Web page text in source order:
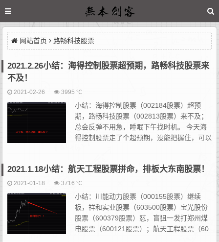
网站首页 路畅科技股票
2021.2.26小结：海得控制股票超预期，路畅科技股票来
不及！
2021-02-26 3995 ℃
小结：海得控制股票（002184股票）超预
期，路畅科技股票（002813股票）来不及；
总会反弹不用急，睡眠下午找时机。 今天海
得控制股票走了个超预期，没能把握住，可以
2021.1.18小结：航天工程股票拼命，排板大东南股票！
2021-01-18 3716 ℃
小结：川能动力股票（000155股票）继续
板，祥和实业股票（603500股票）宝光股份
股票（600379股票）怼，盲狙一发打郑州煤
电股票（600121股票）；航天工程股票（60